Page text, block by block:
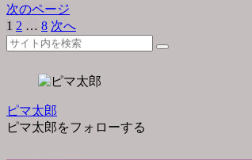
次のページ
1 2 … 8 次へ
ピマ太郎
ピマ太郎をフォローする